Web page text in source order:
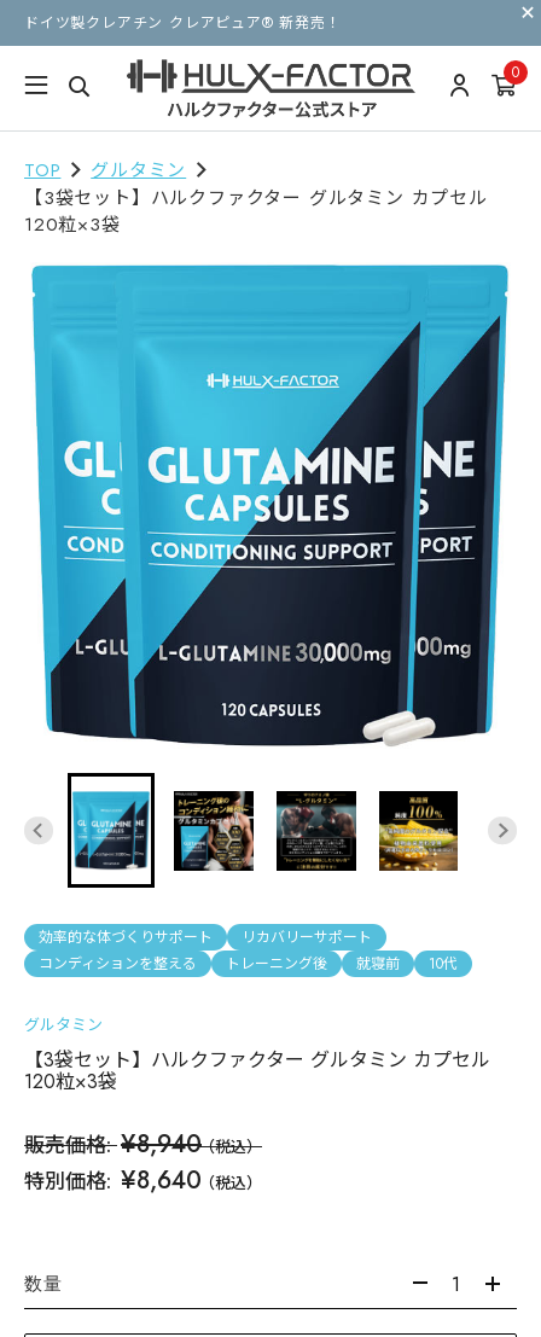
ドイツ製クレアチン クレアピュア® 新発売！
0
TOP
グルタミン
【3袋セット】ハルクファクター グルタミン カプセル
120粒×3袋
効率的な体づくりサポート
リカバリーサポート
コンディションを整える
トレーニング後 就寝前 10代
グルタミン
【3袋セット】ハルクファクター グルタミン カプセル
120粒×3袋
販売価格:¥8,940（税込）
特別価格: ¥8,640（税込）
数量